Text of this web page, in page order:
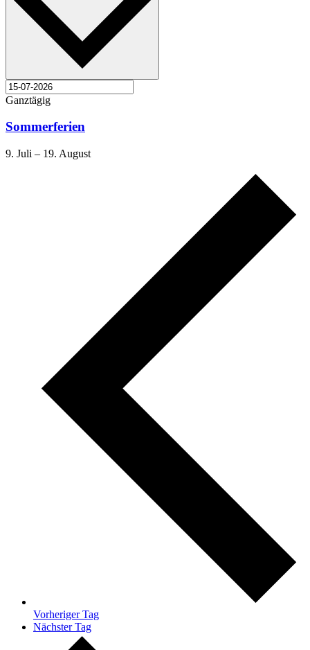
Ganztägig
Sommerferien
9. Juli – 19. August
Vorheriger Tag
Nächster Tag